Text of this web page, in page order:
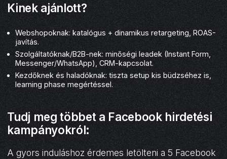
Kinek ajánlott?
Webshopoknak: katalógus + dinamikus retargeting, ROAS-
javítás.
Szolgáltatóknak/B2B-nek: minőségi leadek (Instant Form,
Messenger/WhatsApp), CRM-kapcsolat.
Kezdőknek és haladóknak: tiszta setup kis büdzséhez is,
learning phase megértéssel.
Tudj meg többet a Facebook hirdetési
kampányokról:
A gyors induláshoz érdemes letölteni a 5 Facebook